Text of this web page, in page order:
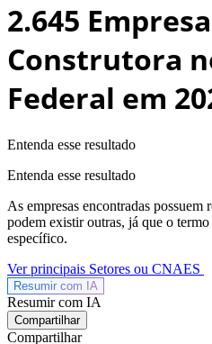
2.645
Construtora
Federal em
Entenda esse resultado
Entenda esse resultado
As empresas encontradas possuem
podem existir outras, já que o
específico.
Ver principais Setores ou CNAES
Resumir com IA
Resumir com IA
Compartilhar
Compartilhar